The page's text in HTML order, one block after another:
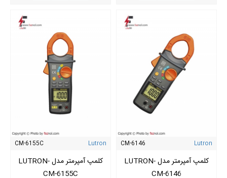
Lutron
CM-6146
کلمپ آمپرمتر مدل LUTRON-
CM-6146
Lutron
CM-6155C
کلمپ آمپرمتر مدل LUTRON-
CM-6155C